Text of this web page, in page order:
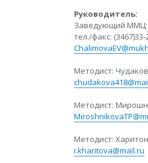
Руководитель:
Заведующий ММЦ:
тел./факс: (3467)33-
Методист:
Методист:
Методист:
i.kharitova@mail.ru